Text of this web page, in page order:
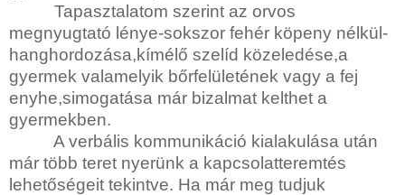
Tapasztalatom szerint az orvos
megnyugtató lénye-sokszor fehér köpeny nélkül-
hanghordozása,kímélő szelíd közeledése,a
gyermek valamelyik bőrfelületének vagy a fej
enyhe,simogatása már bizalmat kelthet a
gyermekben.
A verbális kommunikáció kialakulása után
már több teret nyerünk a kapcsolatteremtés
lehetőségeit tekintve. Ha már meg tudjuk